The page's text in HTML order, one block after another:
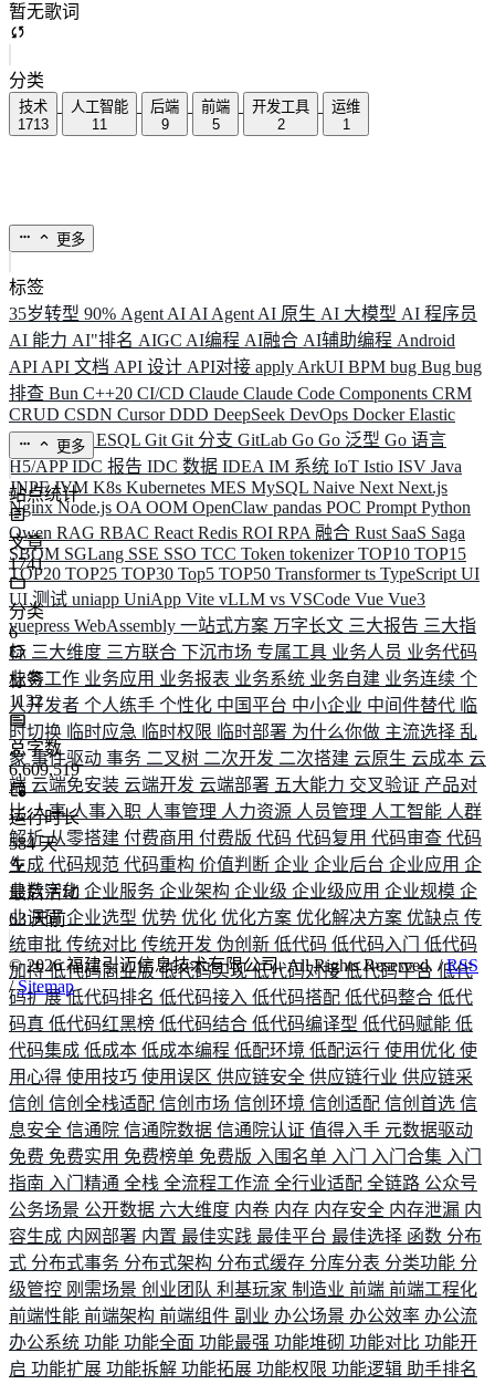
暂无歌词
分类
技术
1713
人工智能
11
后端
9
前端
5
开发工具
2
运维
1
更多
标签
35岁转型 90% Agent AI AI Agent AI 原生 AI 大模型 AI 程序员
AI 能力 AI"排名 AIGC AI编程 AI融合 AI辅助编程 Android
API API 文档 API 设计 API对接 apply ArkUI BPM bug Bug bug
排查 Bun C++20 CI/CD Claude Claude Code Components CRM
CRUD CSDN CursorDDD DeepSeek DevOps DockerElastic
ELK ElysiaESQL Git Git 分支 GitLab Go Go 泛型 Go 语言
H5/APPIDC 报告 IDC 数据 IDEA IM 系统 IoT Istio ISV Java
JNPFJVM K8s Kubernetes MES MySQL Naive Next Next.js
NginxNode.js OA OOM OpenClaw pandas POC Prompt Python
Qwen RAG RBAC React Redis ROI RPA 融合 Rust SaaS Saga
SBOM SGLang SSE SSO TCC Token tokenizerTOP10 TOP15
TOP20 TOP25 TOP30 Top5 TOP50 Transformerts TypeScript UI
UI 测试 uniapp UniApp Vite vLLM vs VSCode Vue Vue3
vuepress WebAssembly 一站式方案 万字长文 三大报告 三大指
标 三大维度 三方联合 下沉市场 专属工具 业务人员 业务代码
业务工作 业务应用 业务报表 业务系统 业务自建 业务连续 个
人开发者 个人练手 个性化 中国平台 中小企业 中间件替代 临
时切换 临时应急 临时权限 临时部署 为什么你做 主流选择 乱
象 事件驱动 事务 二叉树 二次开发 二次搭建 云原生 云成本 云
端 云端免安装 云端开发 云端部署 五大能力 交叉验证 产品对
比人事人事入职 人事管理 人力资源 人员管理 人工智能 人群
解析从零搭建 付费商用 付费版 代码 代码复用 代码审查 代码
生成 代码规范 代码重构 价值判断 企业 企业后台 企业应用 企
业数字化 企业服务 企业架构 企业级 企业级应用 企业规模 企
业调研企业选型 优势 优化 优化方案 优化解决方案 优缺点 传
统审批 传统对比 传统开发 伪创新 低代码 低代码入门 低代码
加持低代码商业版低代码实现低代码对接低代码平台 低代
码扩展低代码排名 低代码接入 低代码搭配 低代码整合 低代
码真 低代码红黑榜 低代码结合 低代码编译型 低代码赋能 低
代码集成 低成本 低成本编程 低配环境 低配运行 使用优化 使
用心得 使用技巧 使用误区 供应链安全 供应链行业 供应链采
信创 信创全栈适配 信创市场 信创环境 信创适配 信创首选 信
息安全 信通院 信通院数据 信通院认证 值得入手 元数据驱动
免费 免费实用 免费榜单 免费版 入围名单 入门 入门合集 入门
指南 入门精通 全栈 全流程工作流 全行业适配 全链路 公众号
公务场景 公开数据 六大维度 内卷 内存 内存安全 内存泄漏 内
容生成 内网部署 内置 最佳实践 最佳平台 最佳选择 函数 分布
式 分布式事务 分布式架构 分布式缓存 分库分表 分类功能 分
级管控 刚需场景 创业团队 利基玩家 制造业 前端 前端工程化
前端性能 前端架构 前端组件 副业 办公场景 办公效率 办公流
办公系统 功能 功能全面 功能最强 功能堆砌 功能对比 功能开
启 功能扩展 功能拆解 功能拓展 功能权限 功能逻辑 助手排名
更多
站点统计
文章
1741
分类
6
标签
1132
总字数
6,609,519
运行时长
584 天
最后活动
63 天前
©2026福建引迈信息技术有限公司. All Rights Reserved. /RSS
/Sitemap